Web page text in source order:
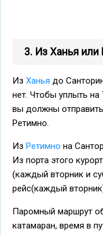
3. Из Ханья
Из Ханья до
нет. Чтобы уплыть на
вы должны
Ретимно.
Из Ретимно на
Из порта этого
(каждый вторник и
рейс(каждый
Паромный маршрут
катамаран, время в